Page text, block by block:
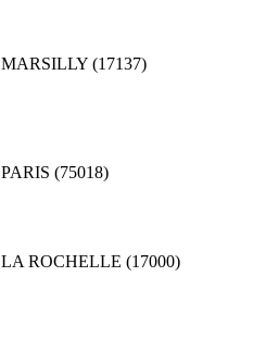
MARSILLY (17137)
PARIS (75018)
LA ROCHELLE (17000)